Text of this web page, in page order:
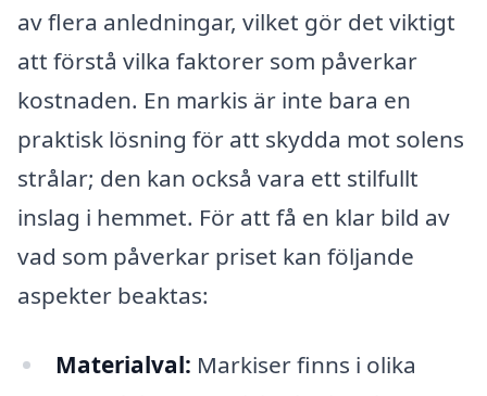
av flera anledningar, vilket gör det viktigt
att förstå vilka faktorer som påverkar
kostnaden. En markis är inte bara en
praktisk lösning för att skydda mot solens
strålar; den kan också vara ett stilfullt
inslag i hemmet. För att få en klar bild av
vad som påverkar priset kan följande
aspekter beaktas:
Materialval: Markiser finns i olika